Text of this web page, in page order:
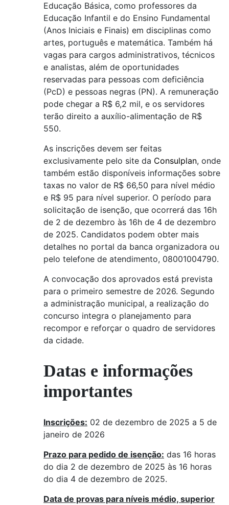
Educação Básica, como professores da
Educação Infantil e do Ensino Fundamental
(Anos Iniciais e Finais) em disciplinas como
artes, português e matemática. Também há
vagas para cargos administrativos, técnicos
e analistas, além de oportunidades
reservadas para pessoas com deficiência
(PcD) e pessoas negras (PN). A remuneração
pode chegar a R$ 6,2 mil, e os servidores
terão direito a auxílio-alimentação de R$
550.
As inscrições devem ser feitas
exclusivamente pelo site da Consulplan, onde
também estão disponíveis informações sobre
taxas no valor de R$ 66,50 para nível médio
e R$ 95 para nível superior. O período para
solicitação de isenção, que ocorrerá das 16h
de 2 de dezembro às 16h de 4 de dezembro
de 2025. Candidatos podem obter mais
detalhes no portal da banca organizadora ou
pelo telefone de atendimento, 08001004790.
A convocação dos aprovados está prevista
para o primeiro semestre de 2026. Segundo
a administração municipal, a realização do
concurso integra o planejamento para
recompor e reforçar o quadro de servidores
da cidade.
Datas e informações
importantes
Inscrições: 02 de dezembro de 2025 a 5 de
janeiro de 2026
Prazo para pedido de isenção: das 16 horas
do dia 2 de dezembro de 2025 às 16 horas
do dia 4 de dezembro de 2025.
Data de provas para níveis médio, superior